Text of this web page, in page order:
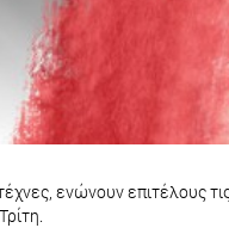
ενώνουν επιτέλους